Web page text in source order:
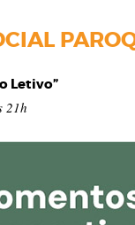
Letivo”
21h